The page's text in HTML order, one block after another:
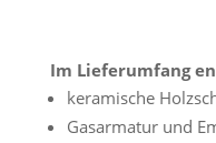
Im Lieferumfang
keramische
Gasarmatur und